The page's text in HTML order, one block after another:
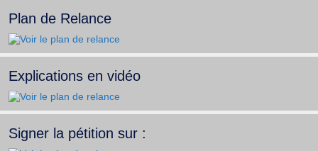
Plan de Relance
Explications en vidéo
Signer la pétition sur :